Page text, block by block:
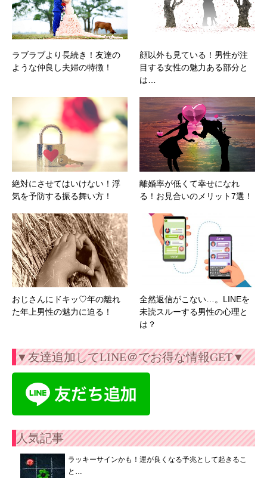
ラブラブより長続き！友達の
ような仲良し夫婦の特徴！
顔以外も見ている！男性が注
目する女性の魅力ある部分と
は…
絶対にさせてはいけない！浮
気を予防する振る舞い方！
離婚率が低くて幸せになれ
る！お見合いのメリット7選！
おじさんにドキッ♡年の離れ
た年上男性の魅力に迫る！
全然返信がこない…。LINEを
未読スルーする男性の心理と
は？
▼友達追加してLINE＠でお得な情報GET▼
人気記事
ラッキーサインかも！運が良くなる予兆として起きるこ
と…